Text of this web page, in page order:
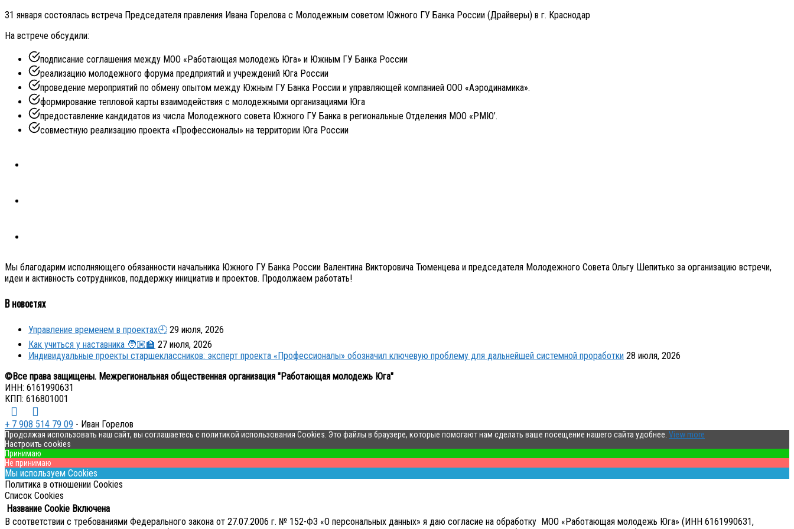
31 января состоялась встреча Председателя правления Ивана Горелова с Молодежным советом Южного ГУ Банка России (Драйверы) в г. Краснодар
На встрече обсудили:
подписание соглашения между МОО «Работающая молодежь Юга» и Южным ГУ Банка России
реализацию молодежного форума предприятий и учреждений Юга России
проведение мероприятий по обмену опытом между Южным ГУ Банка России и управляющей компанией ООО «Аэродинамика».
формирование тепловой карты взаимодействия с молодежными организациями Юга
предоставление кандидатов из числа Молодежного совета Южного ГУ Банка в региональные Отделения МОО «РМЮ’.
совместную реализацию проекта «Профессионалы» на территории Юга России
Мы благодарим исполняющего обязанности начальника Южного ГУ Банка России Валентина Викторовича Тюменцева и председателя Молодежного Совета Ольгу Шепитько за организацию встречи,
идеи и активность сотрудников, поддержку инициатив и проектов. Продолжаем работать!
В новостях
Управление временем в проектах🕘 29 июля, 2026
Как учиться у наставника 🧑🏼‍🏫 27 июля, 2026
Индивидуальные проекты старшеклассников: эксперт проекта «Профессионалы» обозначил ключевую проблему для дальнейшей системной проработки 28 июля, 2026
©Все права защищены. Межрегиональная общественная организация "Работающая молодежь Юга"
ИНН: 6161990631
КПП: 616801001
+ 7 908 514 79 09 - Иван Горелов
Продолжая использовать наш сайт, вы соглашаетесь с политикой использования Cookies. Это файлы в браузере, которые помогают нам сделать ваше посещение нашего сайта удобнее. View more
Настроить cookies
Принимаю
Не принимаю
Мы используем Cookies
Политика в отношении Cookies
Список Cookies
Название Cookie Включена
В соответствии с требованиями Федерального закона от 27.07.2006 г. № 152-ФЗ «О персональных данных» я даю согласие на обработку МОО «Работающая молодежь Юга» (ИНН 6161990631,